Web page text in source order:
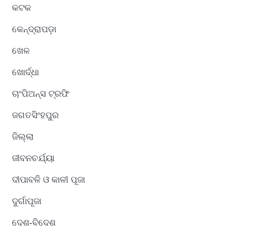
କଟକ
କେନ୍ଦ୍ରାପଡ଼ା
ଖେଳ
ଖୋର୍ଦ୍ଧା
ଚାଂପିଅନ୍ସ ଟ୍ରଫି
ଜଗତସିଂହପୁର
ଜିଲ୍ଲା
ଜୀବନଚର୍ଯ୍ୟା
ଦୀପାବଳି ଓ କାଳୀ ପୂଜା
ଦୁର୍ଗାପୂଜା
ଦେଶ-ବିଦେଶ